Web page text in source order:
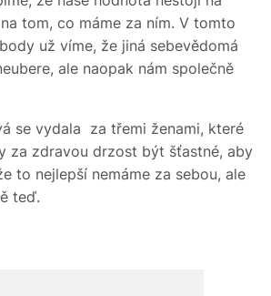
tom, co máme za ním. V tomto
už víme, že jiná sebevědomá
ale naopak nám společně
se vydala za třemi ženami, které
za zdravou drzost být šťastné, aby
to nejlepší nemáme za sebou, ale
teď.